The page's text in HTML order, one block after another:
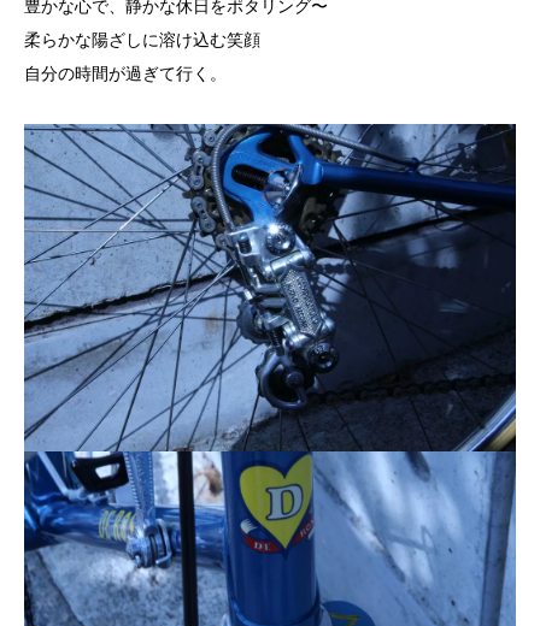
豊かな心で、静かな休日をポタリング〜
柔らかな陽ざしに溶け込む笑顔
自分の時間が過ぎて行く。